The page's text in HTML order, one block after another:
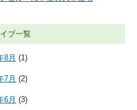
ブ一覧
8月 (1)
7月 (2)
6月 (3)